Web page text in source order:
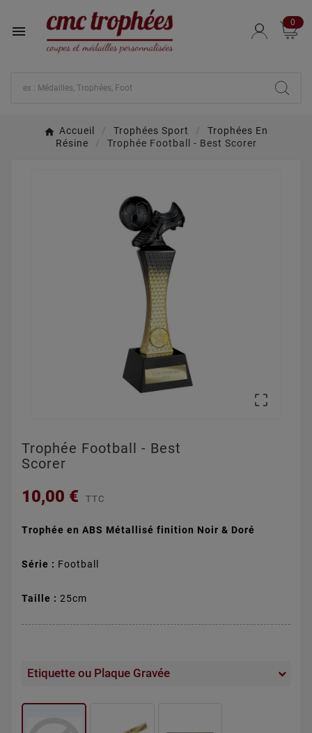

0
Accueil Trophées Sport
Trophées En
Résine
Trophée Football - Best Scorer

Trophée Football - Best
Scorer
10,00 € TTC
Trophée en ABS Métallisé finition Noir & Doré
Série : Football
Taille : 25cm
Etiquette ou Plaque Gravée